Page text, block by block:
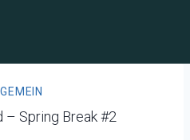
– Spring Break #2